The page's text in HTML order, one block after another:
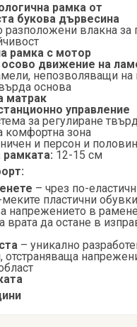
рамка от
букова дървесина
разположени влакна за
рамка с мотор
осово движение на
непозволяващи на
основа
матрак
управление
за регулиране
комфортна зона
и персон и
рамката: 12-15 см
– чрез по-
пластични
напрежението в
врата да остане в
– уникално
отстраняваща